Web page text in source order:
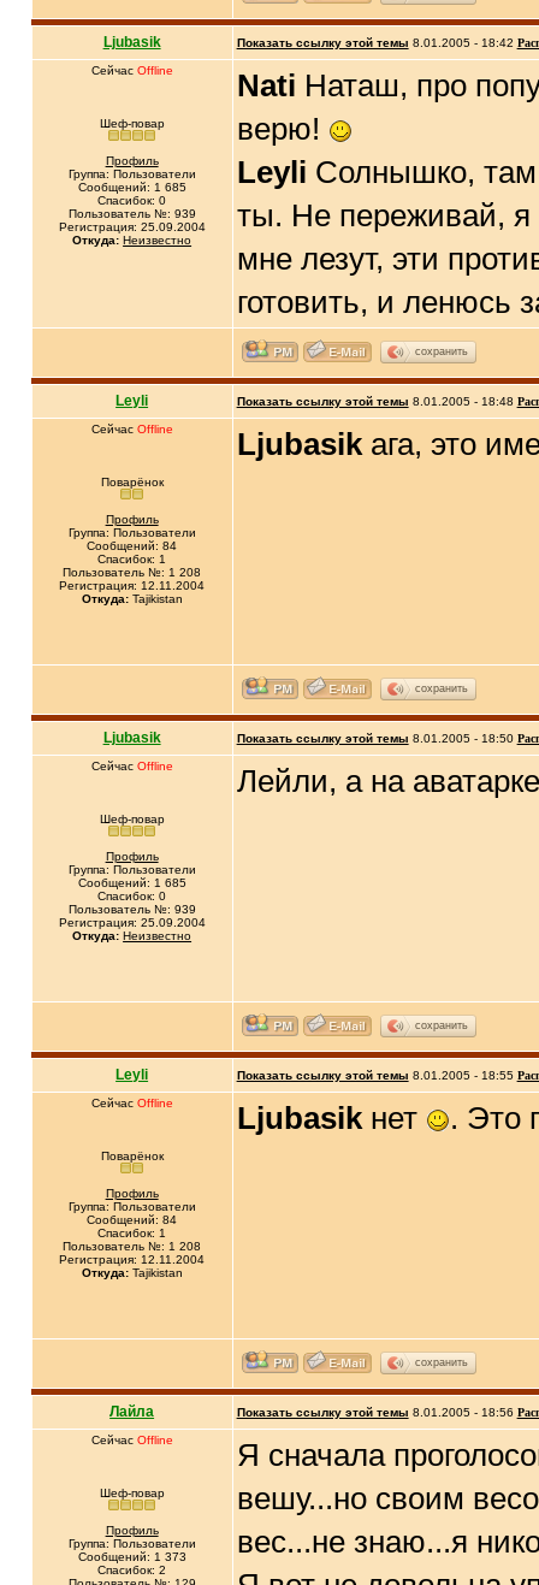
Ljubasik Показать ссылку этой темы 8.01.2005 - 18:42
Сейчас Offline
Шеф-повар
Профиль
Группа: Пользователи
Сообщений: 1 685
Спасибок: 0
Пользователь №: 939
Регистрация: 25.09.2004
Откуда: Неизвестно
Nati Наташ, про
верю!
Leyli Солнышко, там
ты. Не переживай, я
мне лезут, эти
готовить, и ленюсь
сохранить
Leyli Показать ссылку этой темы 8.01.2005 - 18:48
Сейчас Offline
Поварёнок
Профиль
Группа: Пользователи
Сообщений: 84
Спасибок: 1
Пользователь №: 1 208
Регистрация: 12.11.2004
Откуда:Tajikistan
Ljubasikага, это
сохранить
Ljubasik Показать ссылку этой темы 8.01.2005 - 18:50
Сейчас Offline
Шеф-повар
Профиль
Группа: Пользователи
Сообщений: 1 685
Спасибок: 0
Пользователь №: 939
Регистрация: 25.09.2004
Откуда: Неизвестно
Лейли, а на
сохранить
Leyli Показать ссылку этой темы 8.01.2005 - 18:55
Сейчас Offline
Поварёнок
Профиль
Группа: Пользователи
Сообщений: 84
Спасибок: 1
Пользователь №: 1 208
Регистрация: 12.11.2004
Откуда:Tajikistan
Ljubasikнет . Это
сохранить
Лайла Показать ссылку этой темы 8.01.2005 - 18:56
Сейчас Offline
Шеф-повар
Профиль
Группа: Пользователи
Сообщений: 1 373
Спасибок: 2
Я сначала
вешу...но своим
вес...не знаю...я